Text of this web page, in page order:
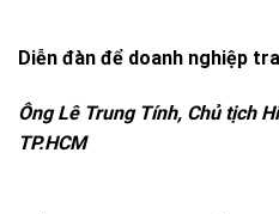
Diễn đàn để doanh nghiệp
Ông Lê Trung Tính, Chủ tịch
TP.HCM